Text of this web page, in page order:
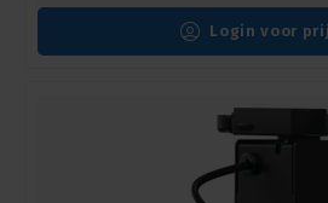
Login voor